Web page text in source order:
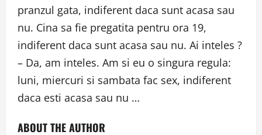
pranzul gata, indiferent daca sunt acasa sau
nu. Cina sa fie pregatita pentru ora 19,
indiferent daca sunt acasa sau nu. Ai inteles ?
– Da, am inteles. Am si eu o singura regula:
luni, miercuri si sambata fac sex, indiferent
daca esti acasa sau nu …
ABOUT THE AUTHOR